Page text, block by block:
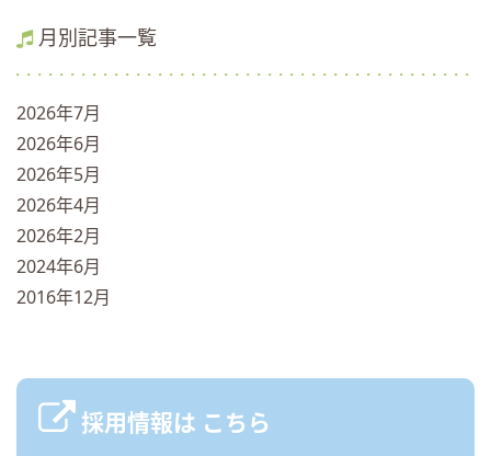
月別記事一覧
2026年7月
2026年6月
2026年5月
2026年4月
2026年2月
2024年6月
2016年12月
採用情報は こちら